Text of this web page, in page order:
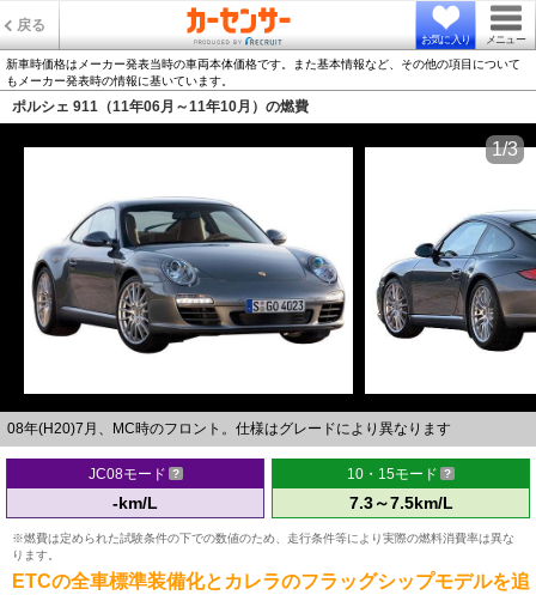
戻る
お気に入り メニュー
新車時価格はメーカー発表当時の車両本体価格です。また基本情報など、その他の項目について
もメーカー発表時の情報に基いています。
ポルシェ 911（11年06月～11年10月）の燃費
08年(H20)7月、MC時のフロント。仕様はグレードにより異なります
1/3
JC08モード
-km/L
10・15モード
7.3～7.5km/L
※燃費は定められた試験条件の下での数値のため、走行条件等により実際の燃料消費率は異な
ります。
ETCの全車標準装備化とカレラのフラッグシップモデルを追